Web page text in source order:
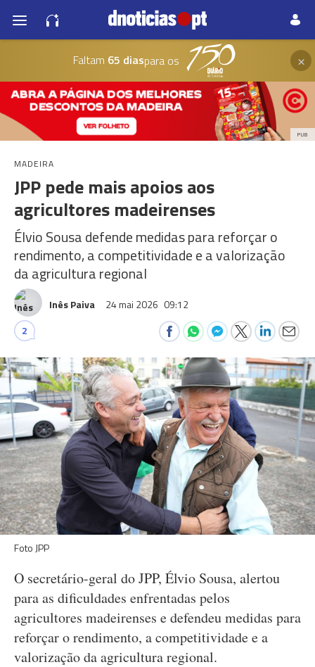
Faltam 65 diaspara os ×
PUB
MADEIRA
JPP pede mais apoios aos
agricultores madeirenses
Élvio Sousa defende medidas para reforçar o
rendimento, a competitividade e a valorização
da agricultura regional
Inês Paiva 24 mai 2026 09:12
2
Foto JPP
O secretário-geral do JPP, Élvio Sousa, alertou
para as dificuldades enfrentadas pelos
agricultores madeirenses e defendeu medidas para
reforçar o rendimento, a competitividade e a
valorização da agricultura regional.